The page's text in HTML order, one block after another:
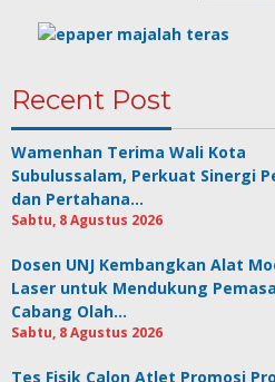
Recent Post
Wamenhan Terima Wali Kota
Subulussalam, Perkuat Sinergi
dan Pertahana…
Sabtu, 8 Agustus 2026
Dosen UNJ Kembangkan Alat
Laser untuk Mendukung
Cabang Olah…
Sabtu, 8 Agustus 2026
Tes Fisik Calon Atlet Promosi